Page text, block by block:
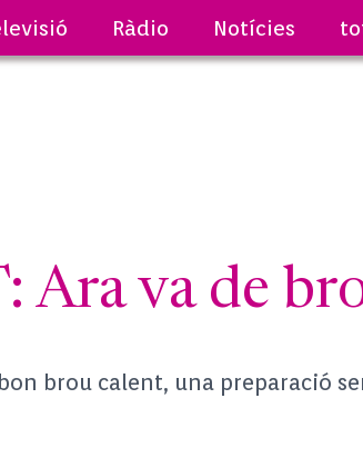
Ràdio Notícies
Ara va de
brou calent, una preparació